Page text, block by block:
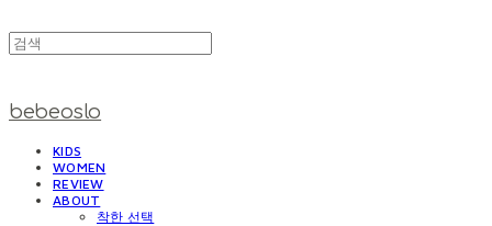
bebeoslo
KIDS
WOMEN
REVIEW
ABOUT
착한 선택